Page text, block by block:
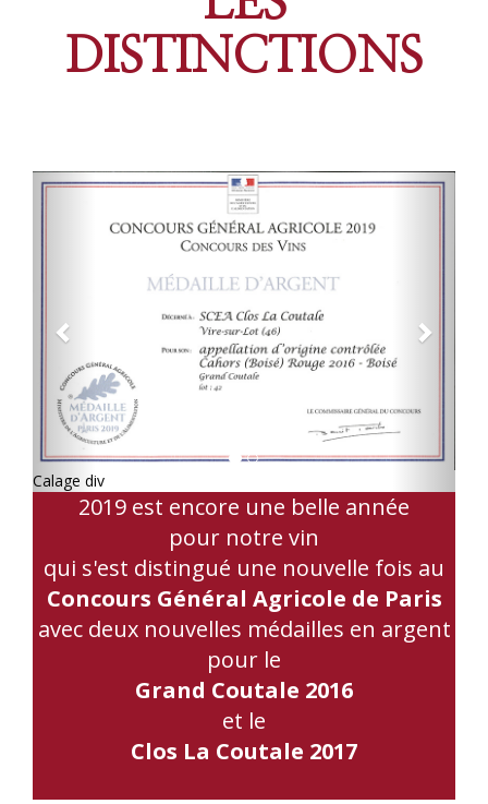
DISTINCTIONS
Previous Next
Calage div
2019 est encore une belle année
pour notre vin
qui s'est distingué une nouvelle fois au
Concours Général Agricole de Paris
avec deux nouvelles médailles en argent
pour le
Grand Coutale 2016
et le
Clos La Coutale 2017